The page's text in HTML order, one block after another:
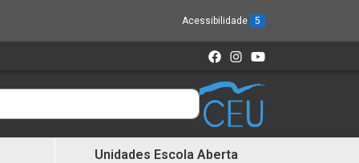
Acessibilidade 5
Unidades Escola Aberta